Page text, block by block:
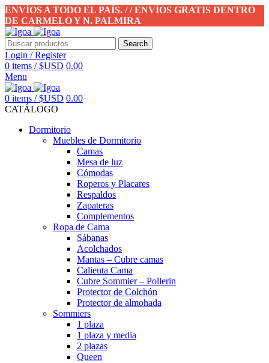
ENVÍOS A TODO EL PAÍS. / / ENVÍOS GRATIS DENTRO
DE CARMELO Y N. PALMIRA
Search
Login / Register
0 items / $USD 0.00
Menu
0 items / $USD 0.00
CATÁLOGO
Dormitorio
Muebles de Dormitorio
Camas
Mesa de luz
Cómodas
Roperos y Placares
Respaldos
Zapateras
Complementos
Ropa de Cama
Sábanas
Acolchados
Mantas – Cubre camas
Calienta Cama
Cubre Sommier – Pollerin
Protector de Colchón
Protector de almohada
Sommiers
1 plaza
1 plaza y media
2 plazas
Queen